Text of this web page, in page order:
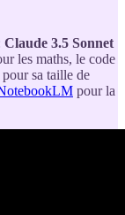
Claude 3.5 Sonnet
les maths, le code
pour sa taille de
pour la